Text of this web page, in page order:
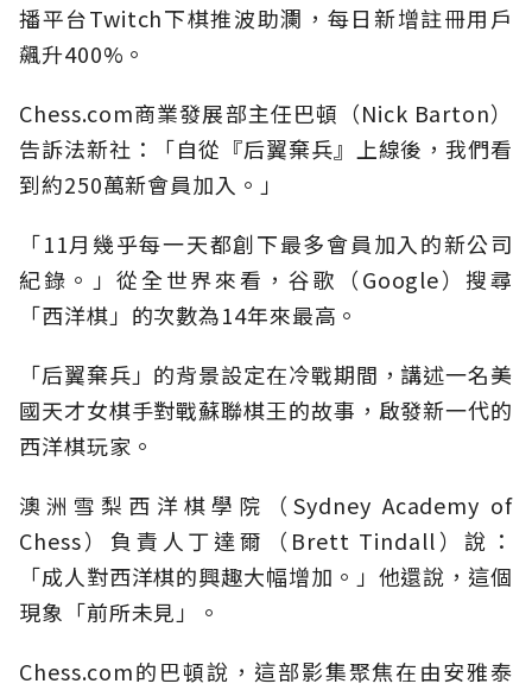
播平台Twitch下棋推波助瀾，每日新增註冊用戶
飆升400%。
Chess.com商業發展部主任巴頓（Nick Barton）
告訴法新社：「自從『后翼棄兵』上線後，我們看
到約250萬新會員加入。」
「11月幾乎每一天都創下最多會員加入的新公司
紀錄。」從全世界來看，谷歌（Google）搜尋
「西洋棋」的次數為14年來最高。
「后翼棄兵」的背景設定在冷戰期間，講述一名美
國天才女棋手對戰蘇聯棋王的故事，啟發新一代的
西洋棋玩家。
澳洲雪梨西洋棋學院（Sydney Academy of
Chess）負責人丁達爾（Brett Tindall）說：
「成人對西洋棋的興趣大幅增加。」他還說，這個
現象「前所未見」。
Chess.com的巴頓說，這部影集聚焦在由安雅泰